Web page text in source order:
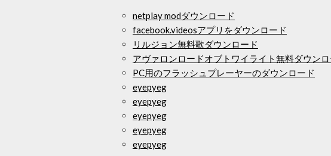
netplay modダウンロード
facebook.videosアプリをダウンロード
リルジョン無料歌ダウンロード
アヴァロンロードオブトワイライト無料ダウン
PC用のフラッシュプレーヤーのダウンロード
eyepyeg
eyepyeg
eyepyeg
eyepyeg
eyepyeg